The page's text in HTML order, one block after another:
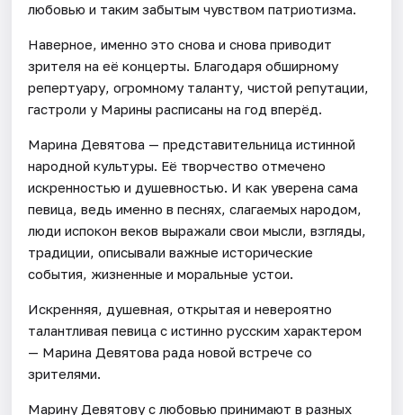
любовью и таким забытым чувством патриотизма.
Наверное, именно это снова и снова приводит
зрителя на её концерты. Благодаря обширному
репертуару, огромному таланту, чистой репутации,
гастроли у Марины расписаны на год вперёд.
Марина Девятова — представительница истинной
народной культуры. Её творчество отмечено
искренностью и душевностью. И как уверена сама
певица, ведь именно в песнях, слагаемых народом,
люди испокон веков выражали свои мысли, взгляды,
традиции, описывали важные исторические
события, жизненные и моральные устои.
Искренняя, душевная, открытая и невероятно
талантливая певица с истинно русским характером
— Марина Девятова рада новой встрече со
зрителями.
Марину Девятову с любовью принимают в разных